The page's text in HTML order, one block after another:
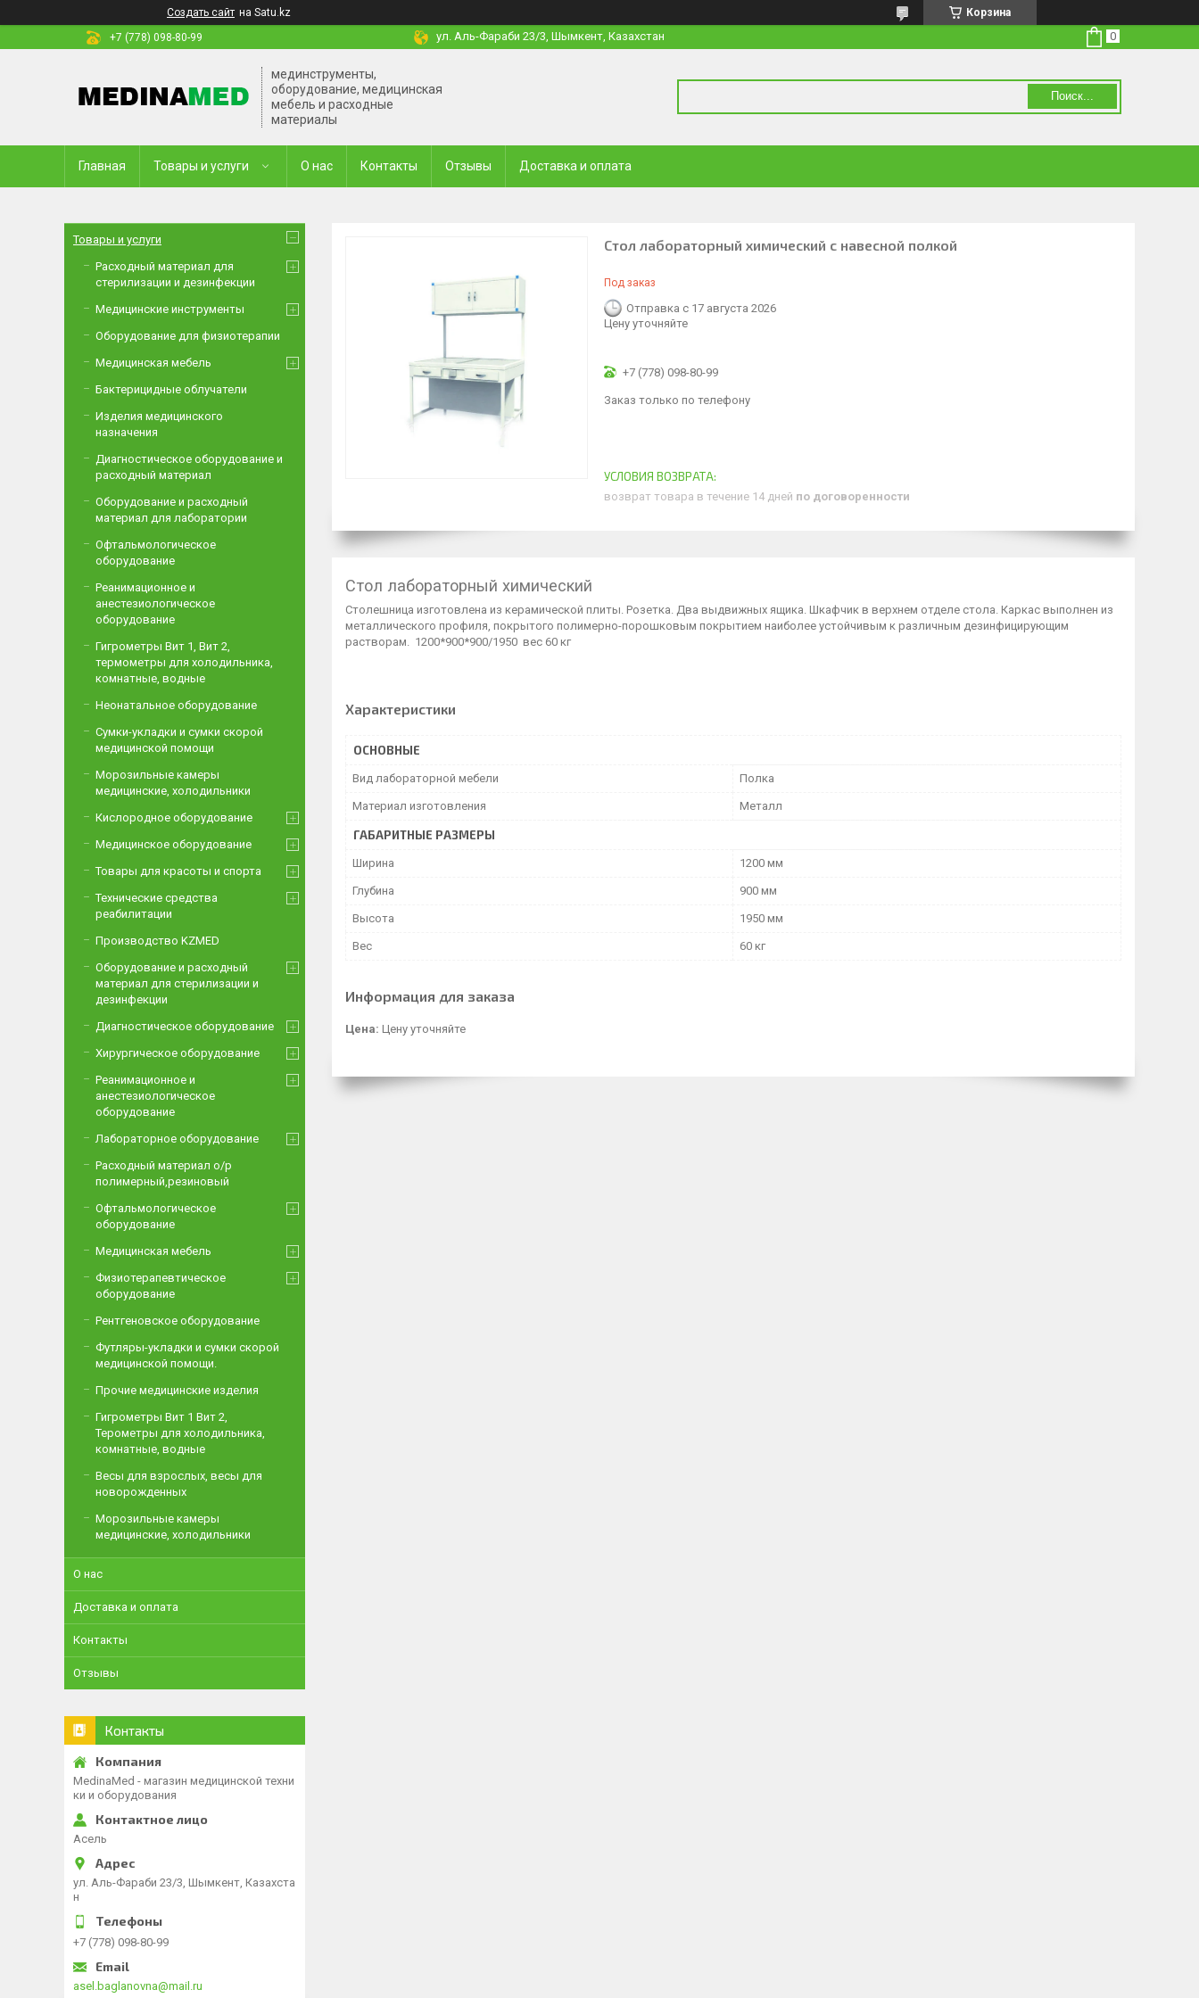
Создать сайт на Satu.kz
Корзина
+7 (778) 098-80-99
ул. Аль-Фараби 23/3, Шымкент, Казахстан
мединструменты,
оборудование, медицинская
мебель и расходные
материалы
Поиск...
Главная Товары и услуги О нас Контакты Отзывы Доставка и оплата
Стол лабораторный химический с навесной полкой
Под заказ
Отправка с 17 августа 2026
Цену уточняйте
+7 (778) 098-80-99
Заказ только по телефону
возврат товара в течение 14 дней по договоренности
Стол лабораторный химический
Столешница изготовлена из керамической плиты. Розетка. Два выдвижных ящика. Шкафчик в верхнем отделе стола. Каркас выполнен из
металлического профиля, покрытого полимерно-порошковым покрытием наиболее устойчивым к различным дезинфицирующим
растворам. 1200*900*900/1950 вес 60 кг
Характеристики
ОСНОВНЫЕ
Вид лабораторной мебели Полка
Материал изготовления Металл
ГАБАРИТНЫЕ РАЗМЕРЫ
Ширина 1200 мм
Глубина 900 мм
Высота 1950 мм
Вес 60 кг
Информация для заказа
Цена: Цену уточняйте
Товары и услуги
Расходный материал для
стерилизации и дезинфекции
Медицинские инструменты
Оборудование для физиотерапии
Медицинская мебель
Бактерицидные облучатели
Изделия медицинского
назначения
Диагностическое оборудование и
расходный материал
Оборудование и расходный
материал для лаборатории
Офтальмологическое
оборудование
Реанимационное и
анестезиологическое
оборудование
Гигрометры Вит 1, Вит 2,
термометры для холодильника,
комнатные, водные
Неонатальное оборудование
Сумки-укладки и сумки скорой
медицинской помощи
Морозильные камеры
медицинские, холодильники
Кислородное оборудование
Медицинское оборудование
Товары для красоты и спорта
Технические средства
реабилитации
Производство KZMED
Оборудование и расходный
материал для стерилизации и
дезинфекции
Диагностическое оборудование
Хирургическое оборудование
Реанимационное и
анестезиологическое
оборудование
Лабораторное оборудование
Расходный материал о/р
полимерный,резиновый
Офтальмологическое
оборудование
Медицинская мебель
Физиотерапевтическое
оборудование
Рентгеновское оборудование
Футляры-укладки и сумки скорой
медицинской помощи.
Прочие медицинские изделия
Гигрометры Вит 1 Вит 2,
Терометры для холодильника,
комнатные, водные
Весы для взрослых, весы для
новорожденных
Морозильные камеры
медицинские, холодильники
О нас
Доставка и оплата
Контакты
Отзывы
Контакты
MedinaMed - магазин медицинской техни
ки и оборудования
Асель
ул. Аль-Фараби 23/3, Шымкент, Казахста
н
+7 (778) 098-80-99
asel.baglanovna@mail.ru